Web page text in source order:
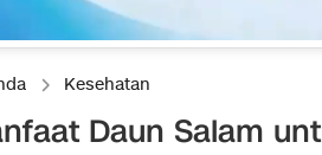
Kesehatan
Daun Salam